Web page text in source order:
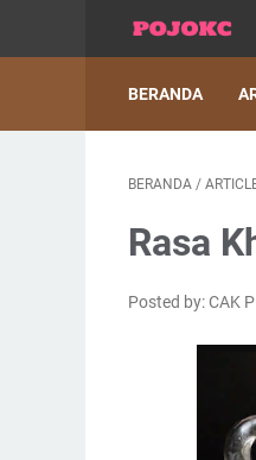
BERANDA
BERANDA /
Rasa
Posted by: CAK